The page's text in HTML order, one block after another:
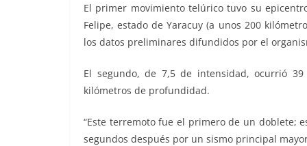
El primer movimiento telúrico tuvo su
Felipe, estado de Yaracuy (a unos 200
los datos preliminares difundidos por el
El segundo, de 7,5 de intensidad, ocurrió
kilómetros de profundidad.
“Este terremoto fue el primero de un doblete;
segundos después por un sismo principal